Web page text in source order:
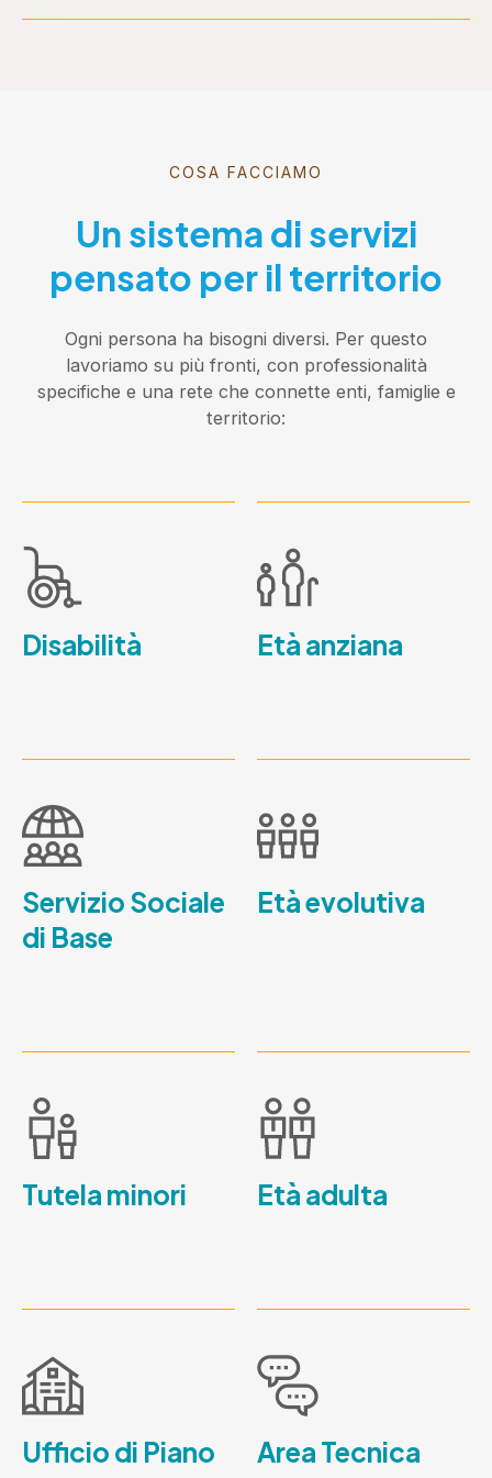
COSA FACCIAMO
Un sistema di servizi
pensato per il territorio
Ogni persona ha bisogni diversi. Per questo
lavoriamo su più fronti, con professionalità
specifiche e una rete che connette enti, famiglie e
territorio:
Disabilità Età anziana
Servizio Sociale
di Base
Età evolutiva
Tutela minori Età adulta
Ufficio di Piano Area Tecnica